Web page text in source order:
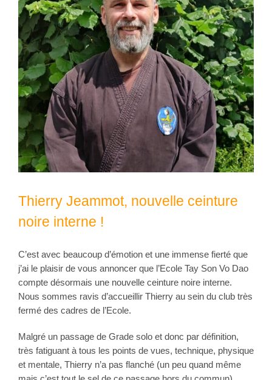
Thierry Jeammot, nouvelle ceinture
noire interne !
C’est avec beaucoup d’émotion et une immense fierté que
j’ai le plaisir de vous annoncer que l’Ecole Tay Son Vo Dao
compte désormais une nouvelle ceinture noire interne.
Nous sommes ravis d’accueillir Thierry au sein du club très
fermé des cadres de l’Ecole.
Malgré un passage de Grade solo et donc par définition,
très fatiguant à tous les points de vues, technique, physique
et mentale, Thierry n’a pas flanché (un peu quand même